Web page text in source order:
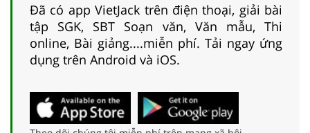
Đã có app VietJack trên điện thoại, giải bài
tập SGK, SBT Soạn văn, Văn mẫu, Thi
online, Bài giảng....miễn phí. Tải ngay ứng
dụng trên Android và iOS.